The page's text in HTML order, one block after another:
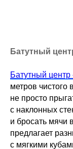
Батутный
Батутный
метров
не просто
с наклонных
и бросать мячи
предлагает
с мягкими